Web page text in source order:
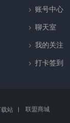
账号中心
聊天室
我的关注
打卡签到
站 联盟商城